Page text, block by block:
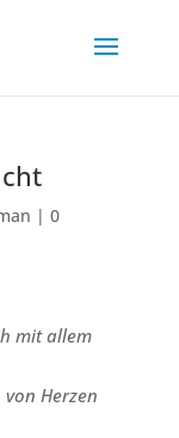
| 0
mit allem
Herzen